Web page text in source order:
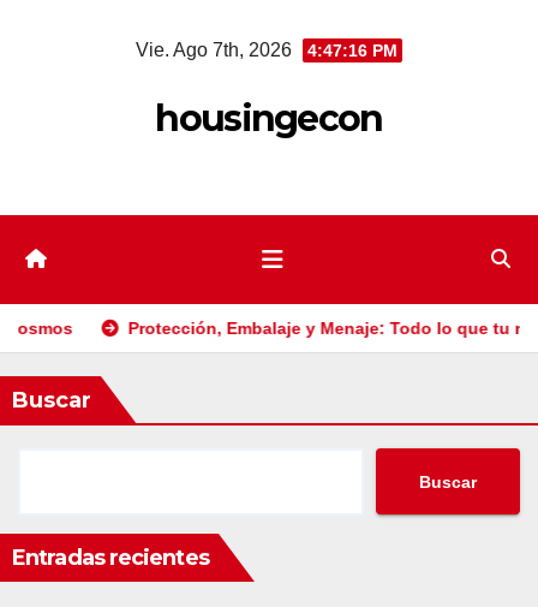
Vie. Ago 7th, 2026 4:47:18 PM
housingecon
Embalaje y Menaje: Todo lo que tu negocio necesita en un
Buscar
Buscar
Entradas recientes